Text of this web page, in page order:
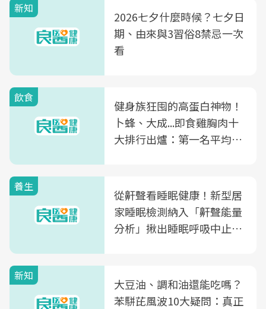
新知
2026七夕什麼時候？七夕日
期、由來與3習俗8禁忌一次
看
飲食
健身族狂囤的高蛋白神物！
卜蜂、大成...即食雞胸肉十
大排行出爐：第一名平均一
養生
從鼾聲看睡眠健康！新型居
家睡眠檢測納入「鼾聲能量
分析」揪出睡眠呼吸中止症
新知
大豆油、調和油還能吃嗎？
苯駢芘風波10大疑問：真正